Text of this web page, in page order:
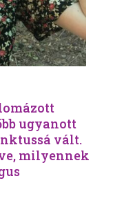
ugyanott
vált.
milyennek